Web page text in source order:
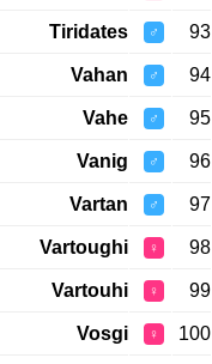
93
♂
Tiridates
94
♂
Vahan
95
♂
Vahe
96
♂
Vanig
97
♂
Vartan
98
♀
Vartoughi
99
♀
Vartouhi
100
♀
Vosgi